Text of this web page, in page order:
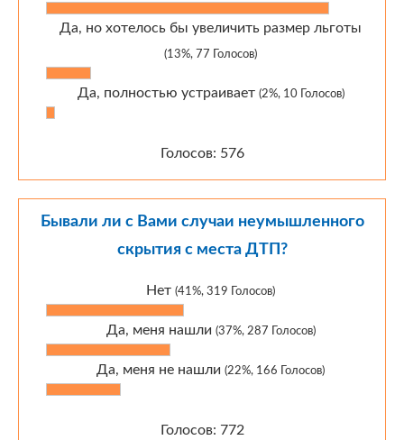
Да, но хотелось бы увеличить размер льготы
(13%, 77 Голосов)
Да, полностью устраивает (2%, 10 Голосов)
Голосов: 576
Бывали ли с Вами случаи неумышленного
скрытия с места ДТП?
Нет (41%, 319 Голосов)
Да, меня нашли (37%, 287 Голосов)
Да, меня не нашли (22%, 166 Голосов)
Голосов: 772